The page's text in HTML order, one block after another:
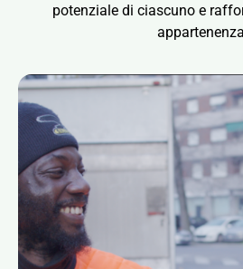
potenziale di ciascuno e